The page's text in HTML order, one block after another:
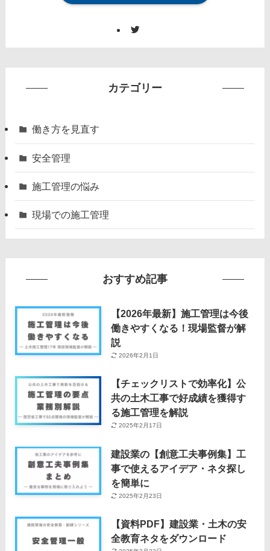
カテゴリー
働き方を見直す
安全管理
施工管理の悩み
現場での施工管理
おすすめ記事
【2026年最新】施工管理は今後
働きやすくなる！現場監督が解
説
2026年2月1日
【チェックリストで効率化】公
共の土木工事で好成績を獲得す
る施工管理を解説
2025年2月17日
建設業の【創意工夫事例集】工
事で使えるアイデア・ネタ探し
を簡単に
2025年2月23日
【資料PDF】建設業・土木の安
全教育ネタをダウンロード